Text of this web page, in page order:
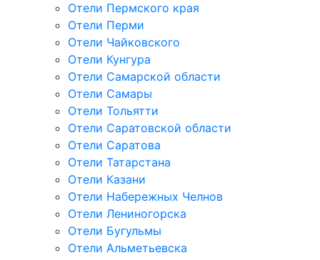
Отели Пермского края
Отели Перми
Отели Чайковского
Отели Кунгура
Отели Самарской области
Отели Самары
Отели Тольятти
Отели Саратовской области
Отели Саратова
Отели Татарстана
Отели Казани
Отели Набережных Челнов
Отели Лениногорска
Отели Бугульмы
Отели Альметьевска